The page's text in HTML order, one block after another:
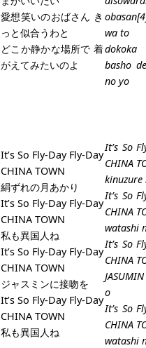
愛想笑いのおばさん き
っと似合うわと
どこか静かな場所で 着
がえてみたいのよ
wa to
basho
no yo
It’s So Fly-Day Fly-Day
CHINA TOWN
絹ずれの月あかり
It’s So Fly-Day Fly-Day
CHINA TOWN
私も異国人ね
It’s So Fly-Day Fly-Day
CHINA TOWN
ジャスミンに接吻を
It’s So Fly-Day Fly-Day
CHINA TOWN
私も異国人ね
It’s So
CHINA
It’s So
CHINA
watashi
It’s So
CHINA
o
It’s So
CHINA
watashi